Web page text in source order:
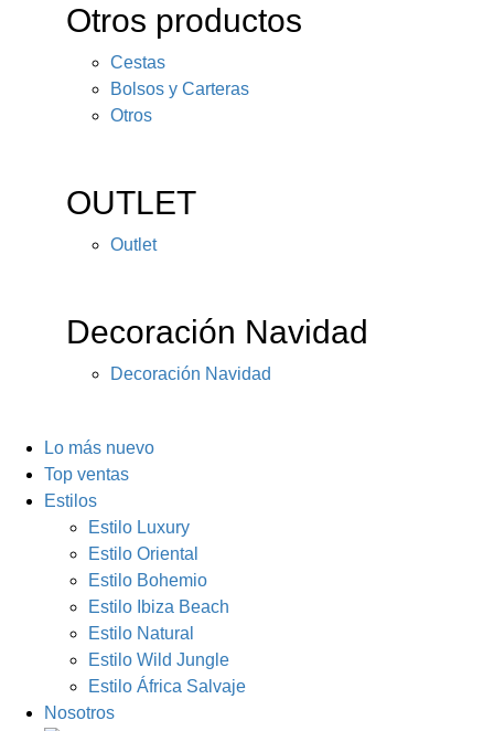
Otros productos
Cestas
Bolsos y Carteras
Otros
OUTLET
Outlet
Decoración Navidad
Decoración Navidad
Lo más nuevo
Top ventas
Estilos
Estilo Luxury
Estilo Oriental
Estilo Bohemio
Estilo Ibiza Beach
Estilo Natural
Estilo Wild Jungle
Estilo África Salvaje
Nosotros